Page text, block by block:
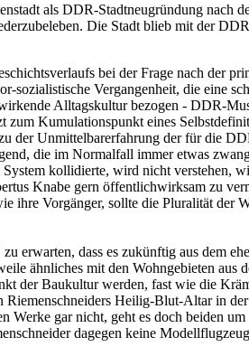
als DDR-Stadtneugründung nach
Die Stadt blieb mit der
bei der Frage nach
sozialistische Vergangenheit, die eine
Alltagskultur bezogen - DDR-
Kumulationspunkt eines
der Unmittelbarerfahrung der für die
die im Normalfall immer etwas
kollidierte, wird nicht verstehen,
Knabe gern öffentlichwirksam zu
Vorgänger, sollte die Pluralität der
erwarten, dass es zukünftig aus dem
ähnliches mit den Wohngebieten
der Baukultur werden, fast wie die
Riemenschneiders Heilig-Blut-Altar in
Werke gar nicht, geht es doch beiden
dagegen keine